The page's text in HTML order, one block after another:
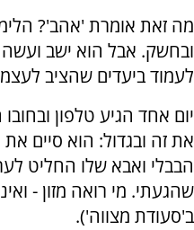
מה זאת אומרת 'אהב'?
ובחשק. אבל הוא ישב
לעמוד ביעדים שהציב
יום אחד הגיע טלפון
את זה ובגדול: הוא סיים את
הבבלי ואבא שלו החליט
שהגעתי. מי רואה מזון -
ב'סעודת מצווה').